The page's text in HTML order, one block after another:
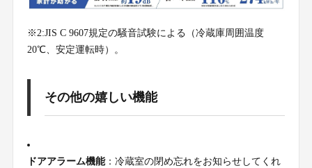
※2:JIS C 9607規定の騒音試験による（冷蔵庫周囲温度
20℃、安定運転時）。
その他の嬉しい機能
ドアアラーム機能：冷蔵室の閉め忘れをお知らせしてくれ